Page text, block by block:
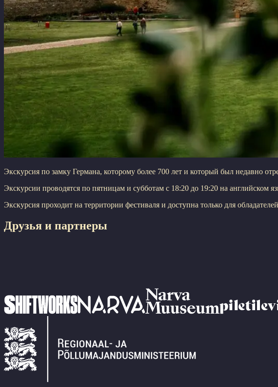
Экскурсия по замку Германа, которому более 700 лет и который был недавно
Экскурсии проводятся по пятницам и субботам с 18:20 до 19:20 на английском
Экскурсия проходит на территории фестиваля и доступна только для
Друзья и партнеры